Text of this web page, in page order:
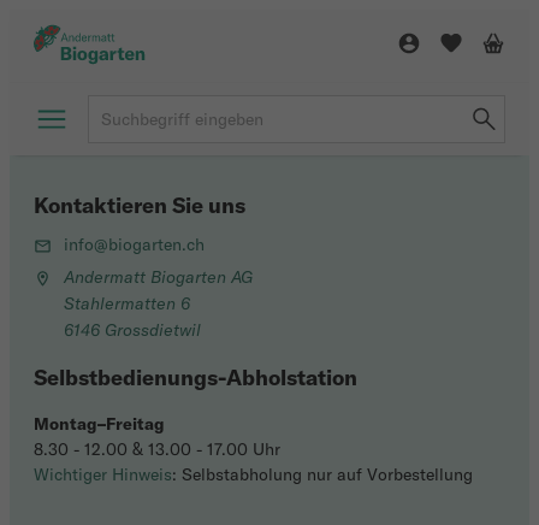
Kontaktieren Sie uns
info@biogarten.ch
Andermatt Biogarten AG
Stahlermatten 6
6146 Grossdietwil
Selbstbedienungs-Abholstation
Montag–Freitag
8.30 - 12.00 & 13.00 - 17.00 Uhr
Wichtiger Hinweis: Selbstabholung nur auf Vorbestellung